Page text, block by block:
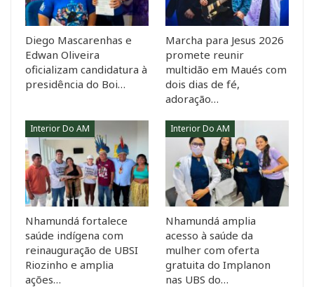
Diego Mascarenhas e
Edwan Oliveira
oficializam candidatura à
presidência do Boi…
Marcha para Jesus 2026
promete reunir
multidão em Maués com
dois dias de fé,
adoração…
Interior Do AM
Nhamundá fortalece
saúde indígena com
reinauguração de UBSI
Riozinho e amplia
ações…
Interior Do AM
Nhamundá amplia
acesso à saúde da
mulher com oferta
gratuita do Implanon
nas UBS do…